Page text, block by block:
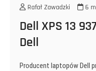
Rafał Zawadzki 6
Dell XPS 13
Dell
Producent laptopów Dell